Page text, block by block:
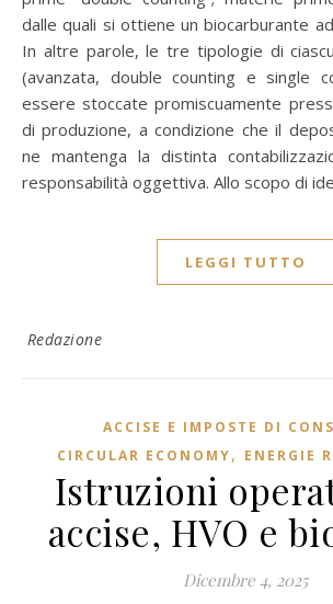
dalle quali si ottiene un biocarburante
In altre parole, le tre tipologie di
(avanzata, double counting e single
essere stoccate promiscuamente
di produzione, a condizione che il
ne mantenga la distinta
responsabilità oggettiva. Allo scopo di
LEGGI TUTTO
Redazione
ACCISE E IMPOSTE DI
CIRCULAR ECONOMY, ENERGIE
Istruzioni
accise, HVO e
Dicembre 4, 2025